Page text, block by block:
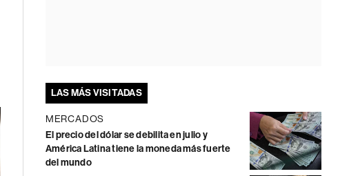
LAS MÁS VISITADAS
MERCADOS
El precio del dólar se debilita en julio y
América Latina tiene la moneda más fuerte
del mundo